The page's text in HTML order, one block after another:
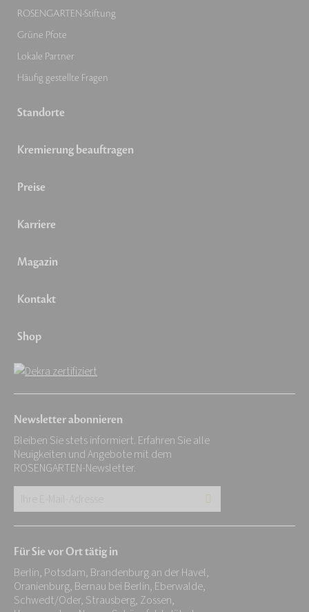
ROSENGARTEN-Stiftung
Grüne Pfote
Lokale Partner
Häufig gestellte Fragen
Standorte
Kremierung beauftragen
Preise
Karriere
Magazin
Kontakt
Shop
Newsletter abonnieren
Bleiben Sie stets informiert. Erfahren Sie alle
Neuigkeiten und Angebote mit dem
ROSENGARTEN-Newsletter.
Adresse:
*
Für Sie vor Ort tätig in
Berlin, Potsdam, Brandenburg an der Havel,
Oranienburg, Bernau bei Berlin, Eberwalde,
Schwedt/Oder, Strausberg, Zossen,